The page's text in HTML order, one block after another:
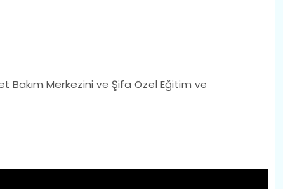
Bakım Merkezini ve Şifa Özel Eğitim ve